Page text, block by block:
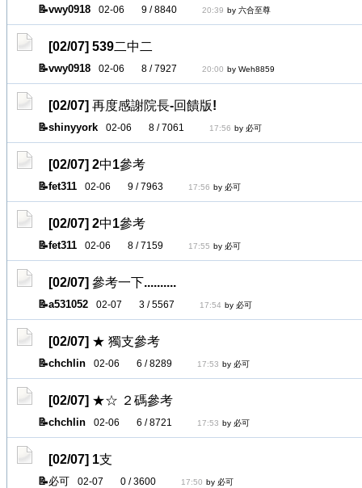
vwy0918 02-06 9 / 8840 20:39 by 六合至尊
[02/07] 539二中二
vwy0918 02-06 8 / 7927 20:00 by Weh8859
[02/07] 再度感謝院長-回饋版!
shinyyork 02-06 8 / 7061 17:56 by 必可
[02/07] 2中1參考
fet311 02-06 9 / 7963 17:56 by 必可
[02/07] 2中1參考
fet311 02-06 8 / 7159 17:55 by 必可
[02/07] 參考一下..........
a531052 02-07 3 / 5567 17:54 by 必可
[02/07] ★ 獨支參考
chchlin 02-06 6 / 8289 17:53 by 必可
[02/07] ★☆ ２碼參考
chchlin 02-06 6 / 8721 17:53 by 必可
[02/07] 1支
必可 02-07 0 / 3600 17:50 by 必可